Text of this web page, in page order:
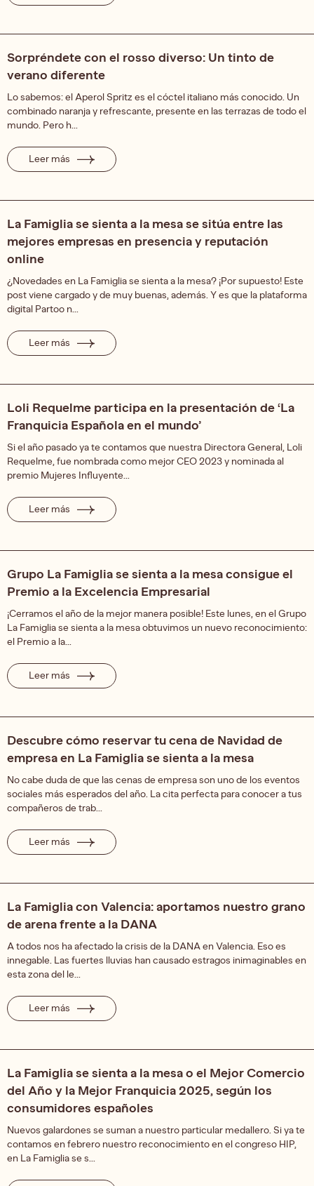
Sorpréndete con el rosso diverso: Un tinto de
verano diferente
Lo sabemos: el Aperol Spritz es el cóctel italiano más conocido. Un
combinado naranja y refrescante, presente en las terrazas de todo el
mundo. Pero h...
Leer más
La Famiglia se sienta a la mesa se sitúa entre las
mejores empresas en presencia y reputación
online
¿Novedades en La Famiglia se sienta a la mesa? ¡Por supuesto! Este
post viene cargado y de muy buenas, además. Y es que la plataforma
digital Partoo n...
Leer más
Loli Requelme participa en la presentación de ‘La
Franquicia Española en el mundo’
Si el año pasado ya te contamos que nuestra Directora General, Loli
Requelme, fue nombrada como mejor CEO 2023 y nominada al
premio Mujeres Influyente...
Leer más
Grupo La Famiglia se sienta a la mesa consigue el
Premio a la Excelencia Empresarial
¡Cerramos el año de la mejor manera posible! Este lunes, en el Grupo
La Famiglia se sienta a la mesa obtuvimos un nuevo reconocimiento:
el Premio a la...
Leer más
Descubre cómo reservar tu cena de Navidad de
empresa en La Famiglia se sienta a la mesa
No cabe duda de que las cenas de empresa son uno de los eventos
sociales más esperados del año. La cita perfecta para conocer a tus
compañeros de trab...
Leer más
La Famiglia con Valencia: aportamos nuestro grano
de arena frente a la DANA
A todos nos ha afectado la crisis de la DANA en Valencia. Eso es
innegable. Las fuertes lluvias han causado estragos inimaginables en
esta zona del le...
Leer más
La Famiglia se sienta a la mesa o el Mejor Comercio
del Año y la Mejor Franquicia 2025, según los
consumidores españoles
Nuevos galardones se suman a nuestro particular medallero. Si ya te
contamos en febrero nuestro reconocimiento en el congreso HIP,
en La Famiglia se s...